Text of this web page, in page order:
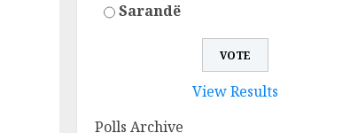
Sarandë
View Results
Polls Archive